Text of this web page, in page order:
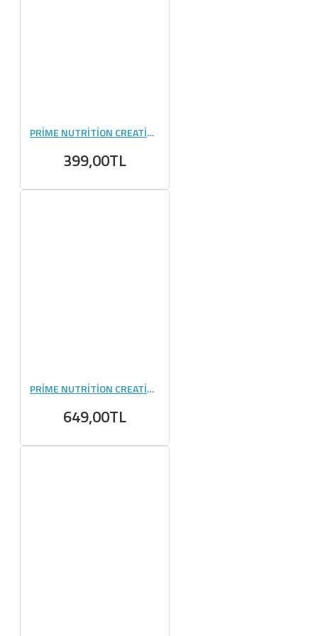
PRİME NUTRİTİON CREATİNE 144 GR (6 GR) - 24 ADET
399,00TL
PRİME NUTRİTİON CREATİNE 300 GR
649,00TL